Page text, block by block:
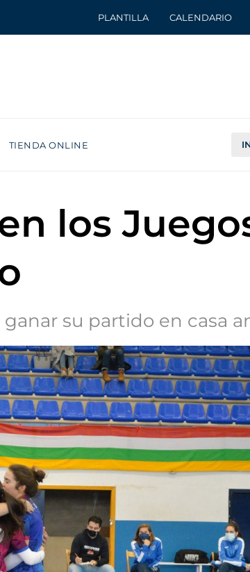
PLANTILLA CALENDARIO
TIENDA ONLINE
los
su partido en casa